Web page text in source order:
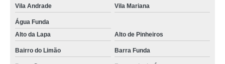
Vila Andrade Vila Mariana
Água Funda
Alto da Lapa
Alto de Pinheiros
Bairro do Limão Barra Funda